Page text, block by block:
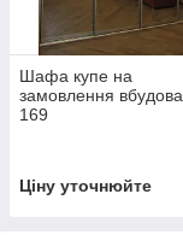
Шафа купе на
замовлення
169
Ціну уточнюйте